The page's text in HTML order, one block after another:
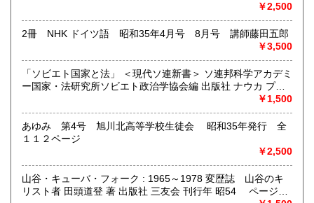
取り扱い分野
社会科学、美術工芸、古典籍、近代文献、外国書
￥2,500
2冊 NHK ドイツ語 昭和35年4月号 8月号 講師藤田五郎
￥3,500
「ソビエト国家と法」 ＜現代ソ連新書＞ ソ連邦科学アカデミ
ー国家・法研究所ソビエト政治学協会編 出版社 ナウカ プロ
￥1,500
あゆみ 第4号 旭川北高等学校生徒会 昭和35年発行 全
１１２ページ
￥2,500
山谷・キューバ・フォーク : 1965～1978 変歴誌 山谷のキ
リスト者 田頭道登 著 出版社 三友会 刊行年 昭54 ページ数